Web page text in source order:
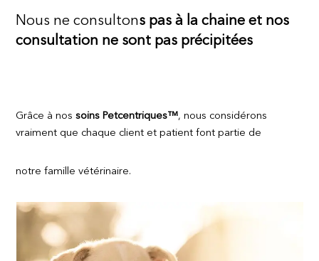
Nous ne consultons pas à la chaine et nos
consultation ne sont pas précipitées
Grâce à nossoins Petcentriques™, nous considérons
vraiment que chaque client et patient font partie de
notre famille vétérinaire.